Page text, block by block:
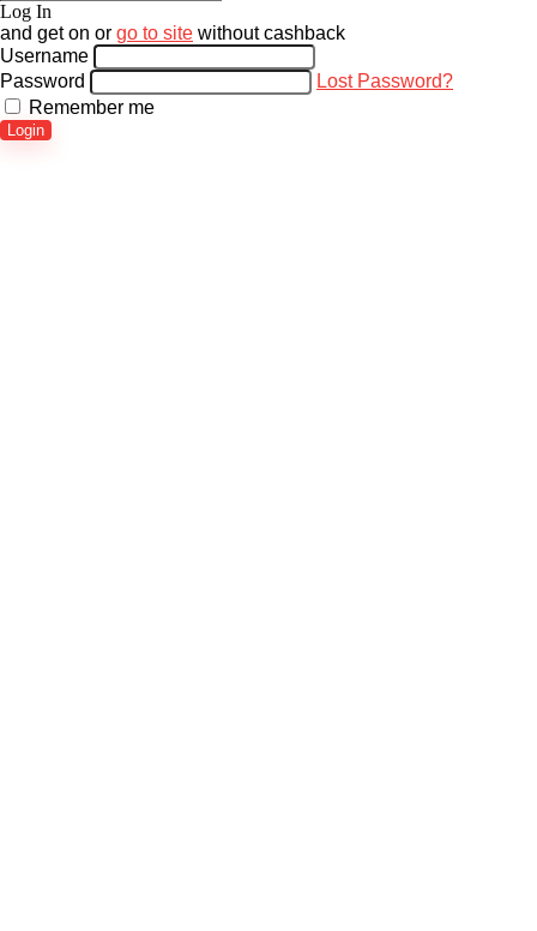
Log In
and geton or go to site without cashback
Username
Password
Lost Password?
Remember me
Login